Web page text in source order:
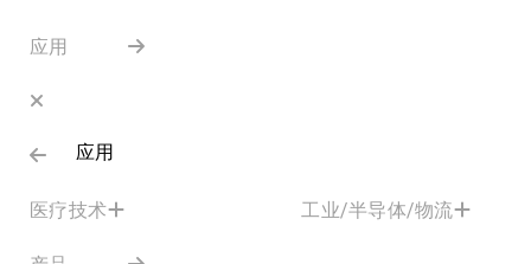
应用
应用
医疗技术 工业/半导体/物流